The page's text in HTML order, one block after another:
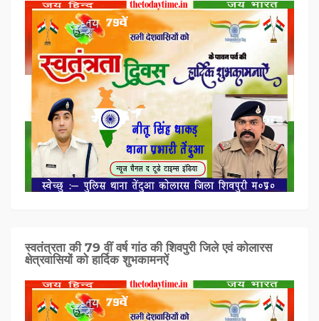
स्वतंत्रता की 79 वीं वर्ष गांठ की शिवपुरी जिले एवं कोलारस
क्षेत्रवासियों को हार्दिक शुभकामनऐं